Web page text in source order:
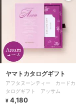
ヤマトカタログギフト
アフタヌーンティー カードカ
タログギフト アッサム
¥ 4,180